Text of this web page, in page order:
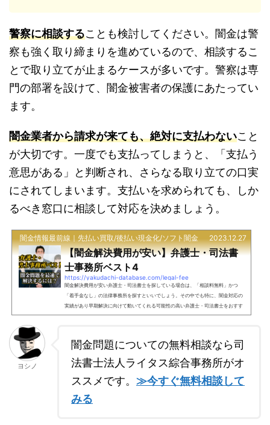
警察に相談することも検討してください。闇金は警
察も強く取り締まりを進めているので、相談するこ
とで取り立てが止まるケースが多いです。警察は専
門の部署を設けて、闇金被害者の保護にあたってい
ます。
闇金業者から請求が来ても、絶対に支払わないこと
が大切です。一度でも支払ってしまうと、「支払う
意思がある」と判断され、さらなる取り立ての口実
にされてしまいます。支払いを求められても、しか
るべき窓口に相談して対応を決めましょう。
闇金情報最前線｜先払い買取/後払い現金化/ソフト闇金 2023.12.27
【闇金解決費用が安い】弁護士・司法書
士事務所ベスト4
https://yakudachi-database.com/legal-fee
闇金解決費用が安い弁護士・司法書士を探している場合は、「相談料無料」かつ
「着手金なし」の法律事務所を探すといいでしょう。その中でも特に、闇金対応の
実績があり早期解決に向けて動いてくれる可能性の高い弁護士・司法書士をおすす
めします。この記事では、闇金解決費用が安く、コストパフォーマンスが高い法律
用が安い】弁護士・司法書士事務所ベスト4以下3つの条件を...
ヨシノ
闇金問題についての無料相談なら司
法書士法人ライタス綜合事務所がオ
ススメです。 ≫今すぐ無料相談して
みる